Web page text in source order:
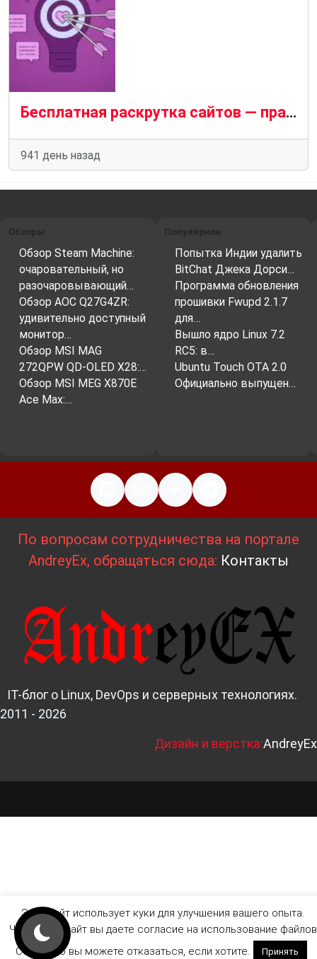
Бесплатная раскрутка сайтов — правда или миф?
941 день назад
Обзоры
Обзор Steam Machine:
очаровательный, но
разочаровывающий…
Обзор AOC Q27G4ZR:
удивительно доступный
монитор…
Обзор MSI MAG
272QPW QD-OLED X28:…
Обзор MSI MEG X870E
Ace Max:…
Популярное
Попытка Индии удалить
BitChat Джека Дорси…
Программа обновления
прошивки Fwupd 2.1.7
для…
Вышло ядро ​​Linux 7.2
RC5: в…
Ubuntu Touch OTA 2.0
Официально выпущен…
По вопросам сотрудничества на портале
AndreyEx, обращаться сюда: Контакты
IT-блог о Linux, DevOps и серверных технологиях.
2011 - 2026
Дизайн и верстка:AndreyEx
Этот сайт использует куки для улучшения вашего опыта.
Читая этот сайт вы даете согласие на использование файлов
Cookie, но вы можете отказаться, если хотите.
Принять